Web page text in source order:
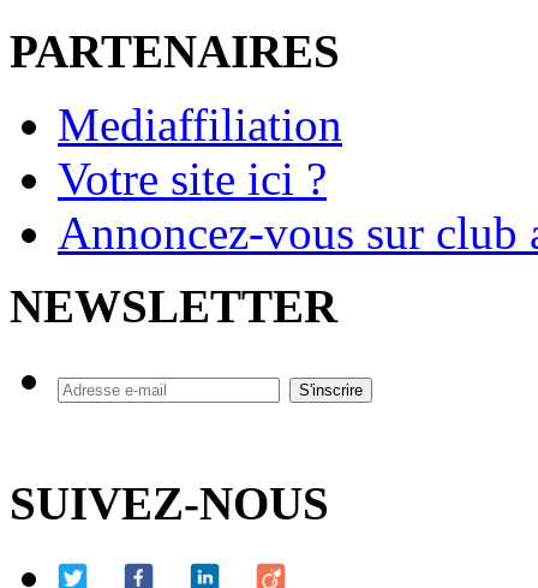
PARTENAIRES
Mediaffiliation
Votre site ici ?
Annoncez-vous sur
NEWSLETTER
SUIVEZ-NOUS